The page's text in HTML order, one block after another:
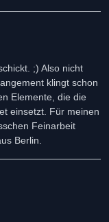
;) Also nicht
klingt schon
Elemente, die die
einsetzt. Für meinen
Feinarbeit
Berlin.